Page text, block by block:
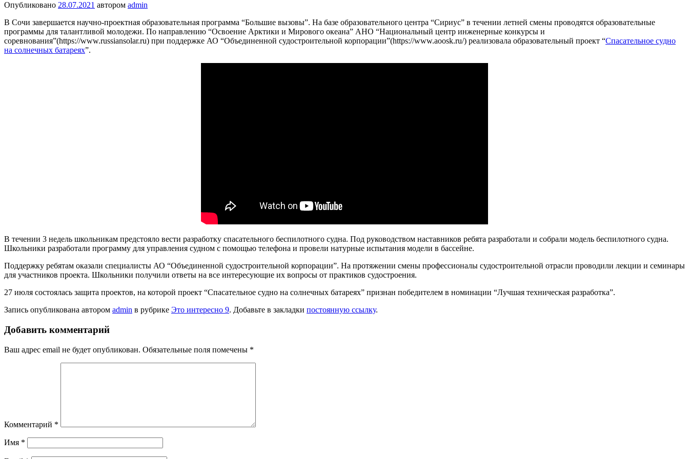
Опубликовано 28.07.2021 автором admin
В Сочи завершается научно-проектная образовательная программа “Большие вызовы”. На базе образовательного центра “Сириус” в течении летней смены проводятся образовательные
программы для талантливой молодежи. По направлению “Освоение Арктики и Мирового океана” АНО “Национальный центр инженерные конкурсы и
соревнования”(https://www.russiansolar.ru) при поддержке АО “Объединенной судостроительной корпорации”(https://www.aoosk.ru/) реализовала образовательный проект “Спасательное судно
на солнечных батареях”.
В течении 3 недель школьникам предстояло вести разработку спасательного беспилотного судна. Под руководством наставников ребята разработали и собрали модель беспилотного судна.
Школьники разработали программу для управления судном с помощью телефона и провели натурные испытания модели в бассейне.
Поддержку ребятам оказали специалисты АО “Объединенной судостроительной корпорации”. На протяжении смены профессионалы судостроительной отрасли проводили лекции и семинары
для участников проекта. Школьники получили ответы на все интересующие их вопросы от практиков судостроения.
27 июля состоялась защита проектов, на которой проект “Спасательное судно на солнечных батареях” признан победителем в номинации “Лучшая техническая разработка”.
Запись опубликована автором admin в рубрике Это интересно 9. Добавьте в закладки постоянную ссылку.
Добавить комментарий
Ваш адрес email не будет опубликован. Обязательные поля помечены *
Комментарий *
Имя *